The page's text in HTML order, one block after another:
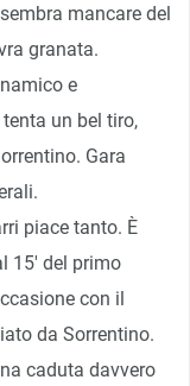
mancare del
granata.
e
un bel tiro,
Gara
piace tanto. È
15′ del primo
con il
da Sorrentino.
caduta davvero